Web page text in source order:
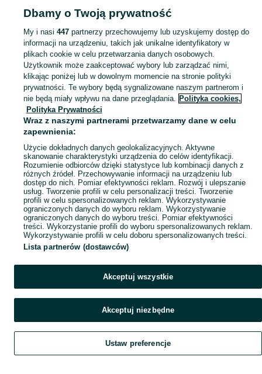
skrzynia
Zobacz Więcej
Skorzystaj z największego serwisu ogłoszeniowego - Tresna i okolice! Kupuj to, czego pragniesz i sprzedawaj to, czego już nie potrzebujesz! Zobacz
Mapa kategorii
Mapa miejscowości
Mapa ministron
Szukaj Obserwujesz Dodaj Czat Konto
Dbamy o Twoją prywatność
My i nasi 447partnerzy przechowujemy lub uzyskujemy dostęp do
informacji na urządzeniu, takich jak unikalne identyfikatory w
plikach cookie w celu przetwarzania danych osobowych.
Użytkownik może zaakceptować wybory lub zarządzać nimi,
klikając poniżej lub w dowolnym momencie na stronie polityki
prywatności. Te wybory będą sygnalizowane naszym partnerom i
nie będą miały wpływu na dane przeglądania. Polityka cookies,
Polityka Prywatności
Wraz z naszymi partnerami przetwarzamy dane w celu
zapewnienia:
Użycie dokładnych danych geolokalizacyjnych. Aktywne
skanowanie charakterystyki urządzenia do celów identyfikacji.
Rozumienie odbiorców dzięki statystyce lub kombinacji danych z
różnych źródeł. Przechowywanie informacji na urządzeniu lub
dostęp do nich. Pomiar efektywności reklam. Rozwój i ulepszanie
usług. Tworzenie profili w celu personalizacji treści. Tworzenie
profili w celu spersonalizowanych reklam. Wykorzystywanie
ograniczonych danych do wyboru reklam. Wykorzystywanie
ograniczonych danych do wyboru treści. Pomiar efektywności
treści. Wykorzystanie profili do wyboru spersonalizowanych reklam.
Wykorzystywanie profili w celu doboru spersonalizowanych treści.
Lista partnerów (dostawców)
Akceptuj wszystkie
Akceptuj niezbędne
Ustaw preferencje